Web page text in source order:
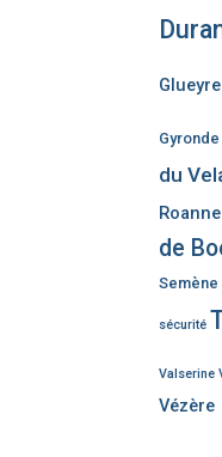
Glueyre
Gyronde
du
Roanne
de
Semène
sécurité
Valserine
Vézère